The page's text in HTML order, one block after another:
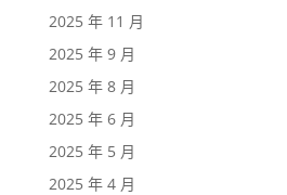
2025 年 11 月
2025 年 9 月
2025 年 8 月
2025 年 6 月
2025 年 5 月
2025 年 4 月